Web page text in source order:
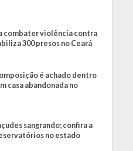
combater violência contra
300 presos no Ceará
é achado dentro
casa abandonada no
sangrando; confira a
no estado